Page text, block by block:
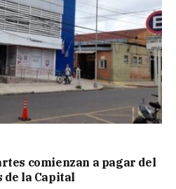
comienzan a pagar del
la Capital